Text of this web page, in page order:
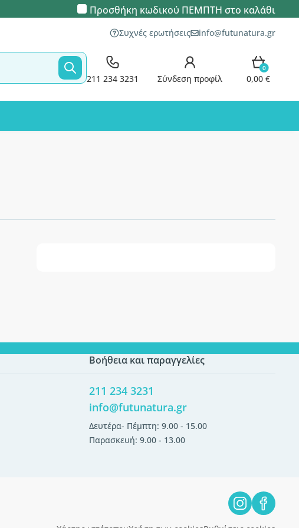
Προσθήκη κωδικού ΠΕΜΠΤΗ στο καλάθι
Συχνές ερωτήσεις info@futunatura.gr
211 234 3231 Σύνδεση προφίλ
0
0,00 €
Βοήθεια και παραγγελίες
211 234 3231
info@futunatura.gr
Δευτέρα- Πέμπτη: 9.00 - 15.00
Παρασκευή: 9.00 - 13.00